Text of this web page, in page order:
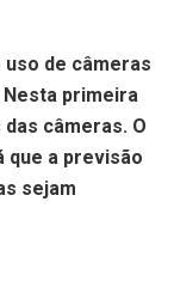
uso de câmeras
primeira
câmeras. O
que a previsão
sejam